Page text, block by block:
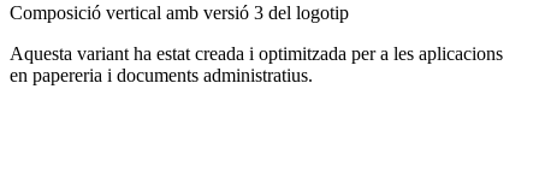
Composició vertical amb versió 3 del logotip
Aquesta variant ha estat creada i optimitzada per a les aplicacions
en papereria i documents administratius.